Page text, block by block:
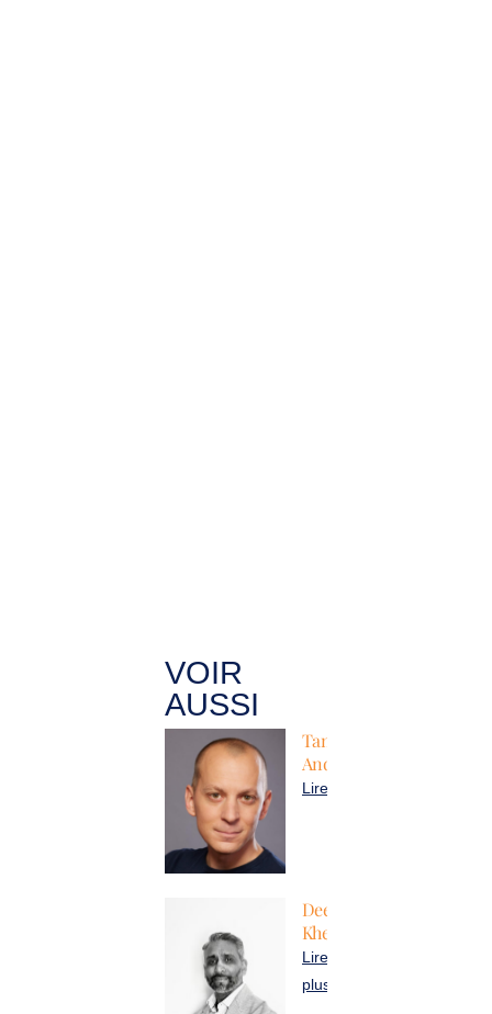
VOIR
AUSSI
Tanguy
Andrillon
Lire plus
Deepak
Khelooa
Lire
plus